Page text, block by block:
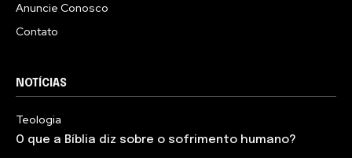
Anuncie Conosco
Contato
NOTÍCIAS
Teologia
O que a Bíblia diz sobre o sofrimento humano?